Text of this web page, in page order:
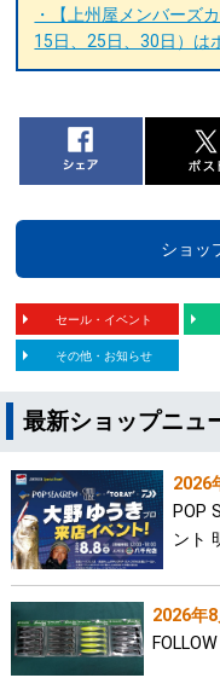
・【上州屋メンバーズ
15日、25日、30日）は
ショッ
セール・イベント
その他・お知らせ
最新ショップニュ
2026
POP
ント
2026年8